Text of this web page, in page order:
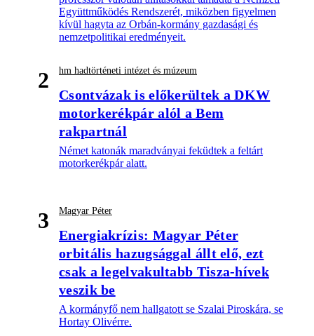
Együttműködés Rendszerét, miközben figyelmen
kívül hagyta az Orbán-kormány gazdasági és
nemzetpolitikai eredményeit.
2 hm hadtörténeti intézet és múzeum
Csontvázak is előkerültek a DKW
motorkerékpár alól a Bem
rakpartnál
Német katonák maradványai feküdtek a feltárt
motorkerékpár alatt.
3 Magyar Péter
Energiakrízis: Magyar Péter
orbitális hazugsággal állt elő, ezt
csak a legelvakultabb Tisza-hívek
veszik be
A kormányfő nem hallgatott se Szalai Piroskára, se
Hortay Olivérre.